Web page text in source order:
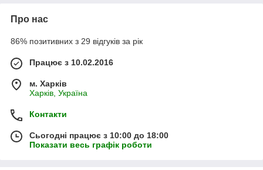
Про нас
86% позитивних з 29 відгуків за рік
Працює з 10.02.2016
м. Харків
Харків, Україна
Контакти
Сьогодні працює з 10:00 до 18:00
Показати весь графік роботи